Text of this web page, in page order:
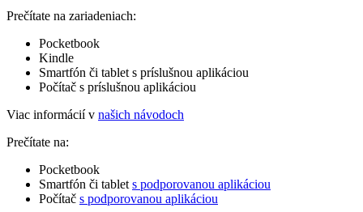
Prečítate na zariadeniach:
Pocketbook
Kindle
Smartfón či tablet s príslušnou aplikáciou
Počítač s príslušnou aplikáciou
Viac informácií v našich návodoch
Prečítate na:
Pocketbook
Smartfón či tablet s podporovanou aplikáciou
Počítač s podporovanou aplikáciou